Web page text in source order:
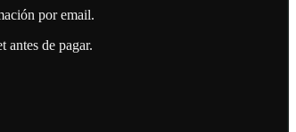
por email.
antes de pagar.